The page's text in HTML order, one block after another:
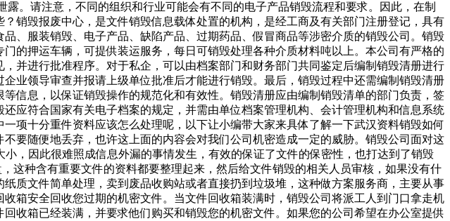
。请注意，不同的组织和行业可能会有不同的电子产品销毁流程和要求。因此，在制
销毁报废中心，是文件销毁信息载体处置的机构，是经工商及有关部门注册登记，具有
、服装销毁、电子产品、缺陷产品、过期药品、假冒商品等涉密介质的销毁公司。销毁
的押运车辆，可提供装运服务，每日可销毁处理各种介质材料吨以上。本公司有严格的
并进行批准程序。对于私企，可以由档案部门和财务部门共同鉴定后编制销毁清册进行
业领导审查并报请上级单位批准后才能进行销毁。最后，销毁过程中还需编制销毁清册
信息，以保证销毁操作的规范化和有效性。销毁清册应由编制销毁清单的部门负责，签
应符合国家有关电子档案的规定，并需由单位档案管理机构、会计管理机构和信息系统
项十分重件资料应该怎么处理呢，以下让小编带大家来具体了解一下武汉资料销毁如何
要随便地丢弃，也许这上面的内容会对我们公司机密造成一定的威胁。销毁公司面对这
，因此很难照成信息外漏的事情发生，有效的保证了文件的保密性，也打达到了销毁
这种含有重要文件的资料都要整理起来，然后给文件销毁的相关人员审核，如果没有什
质文件简单处理，卖到废品收购站或者直接扔到垃圾堆，这种做方案服务商，主要从事
箱安全回收您过期的机密文件。当文件回收箱装满时，销毁公司将派工人到门口拿走机
收箱已经装满，并要求他们购买和销毁您的机密文件。如果您的公司希望在办公室提供